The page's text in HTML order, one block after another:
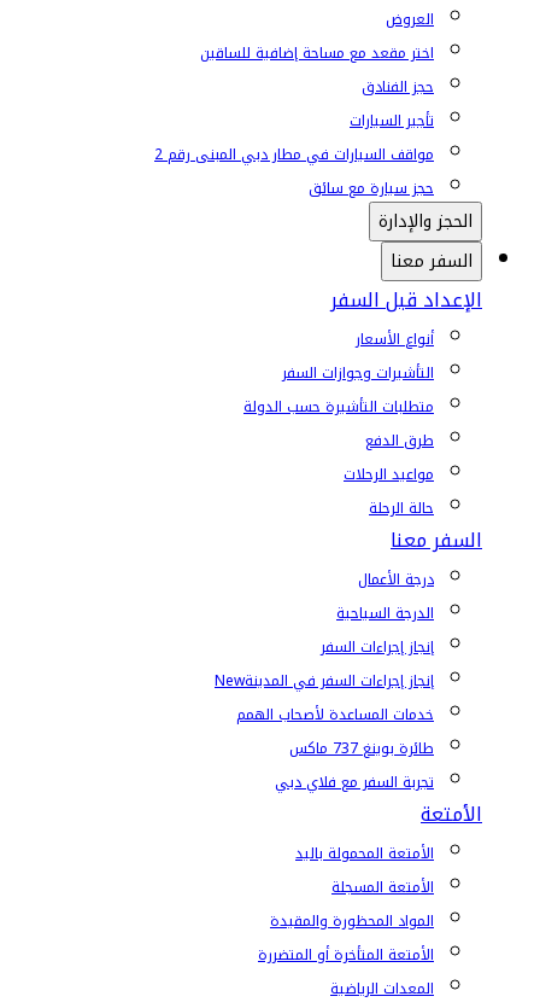
العروض
اختر مقعد مع مساحة إضافية للساقين
حجز الفنادق
تأجير السيارات
مواقف السيارات في مطار دبي المبنى رقم 2
حجز سيارة مع سائق
الحجز والإدارة
السفر معنا
الإعداد قبل السفر
أنواع الأسعار
التأشيرات وجوازات السفر
متطلبات التأشيرة حسب الدولة
طرق الدفع
مواعيد الرحلات
حالة الرحلة
السفر معنا
درجة الأعمال
الدرجة السياحية
إنجاز إجراءات السفر
إنجاز إجراءات السفر في المدينةNew
خدمات المساعدة لأصحاب الهمم
طائرة بوينغ 737 ماكس
تجربة السفر مع فلاي دبي
الأمتعة
الأمتعة المحمولة باليد
الأمتعة المسجلة
المواد المحظورة والمقيدة
الأمتعة المتأخرة أو المتضررة
المعدات الرياضية